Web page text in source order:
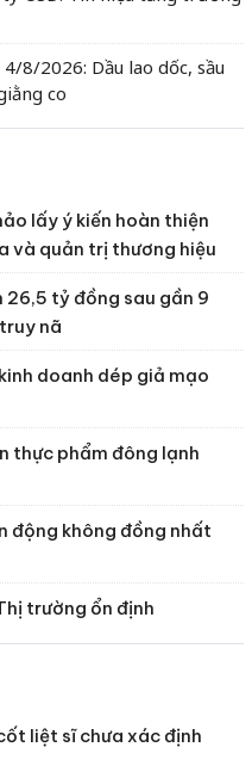
8/2026: Dầu lao dốc, sầu
co
lấy ý kiến hoàn thiện
và quản trị thương hiệu
26,5 tỷ đồng sau gần 9
nã
doanh dép giả mạo
thực phẩm đông lạnh
động không đồng nhất
trường ổn định
liệt sĩ chưa xác định